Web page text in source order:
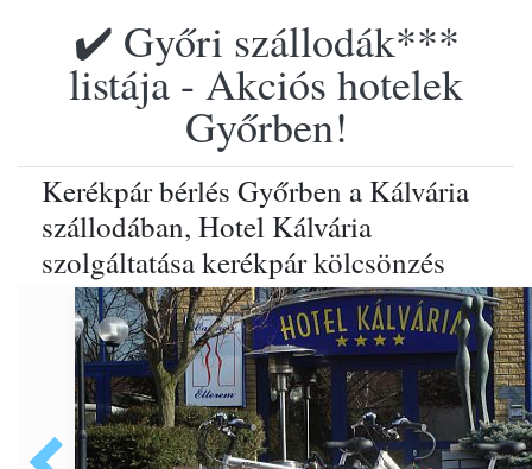
✔️ Győri szállodák***
listája - Akciós hotelek
Győrben!
Kerékpár bérlés Győrben a Kálvária
szállodában, Hotel Kálvária
szolgáltatása kerékpár kölcsönzés